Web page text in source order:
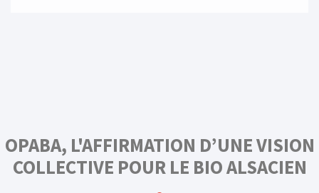
OPABA, L'AFFIRMATION D’UNE VISION
COLLECTIVE POUR LE BIO ALSACIEN